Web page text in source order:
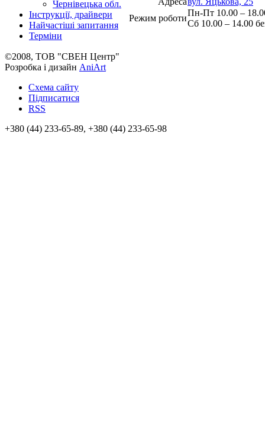
Чернівецька обл.
Інструкції, драйвери
Найчастіші запитання
Терміни
Режим роботи
Пн-Пт 10.00 –
Сб 10.00 – 14.00
©2008, ТОВ "СВЕН Центр"
Розробка і дизайн AniArt
Схема сайту
Підписатися
RSS
+380 (44) 233-65-89, +380 (44) 233-65-98